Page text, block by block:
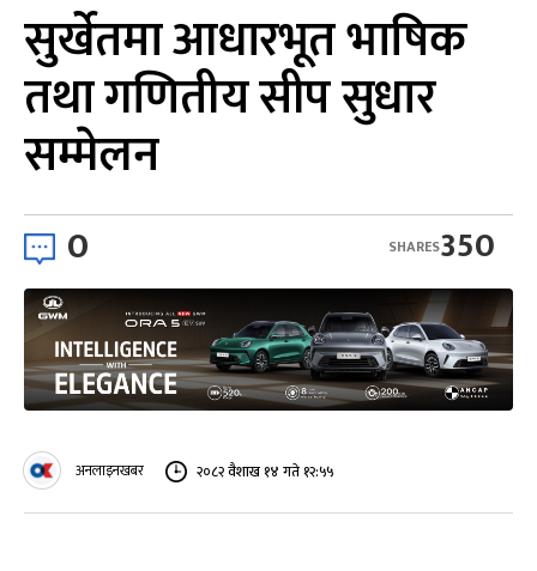
सुर्खेतमा आधारभूत भाषिक
तथा गणितीय सीप सुधार
सम्मेलन
0 350
SHARES
अनलाइनखबर २०८२ वैशाख १४ गते १२:५५